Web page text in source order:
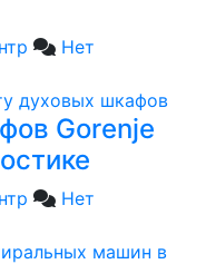
Нет
духовых шкафов
Gorenje
Нет
машин в